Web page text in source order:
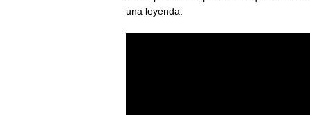
una leyenda.